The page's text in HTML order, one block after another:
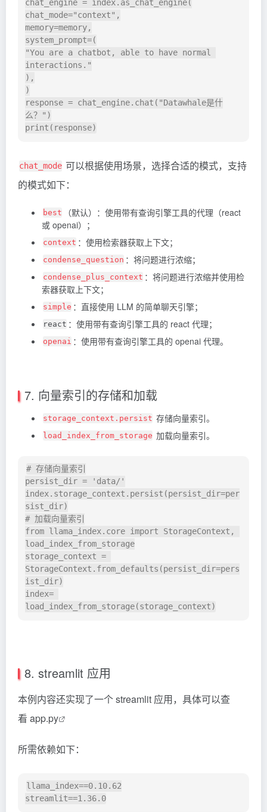
chat_engine = index.as_chat_engine(
chat_mode="context",
memory=memory,
system_prompt=(
"You are a chatbot, able to have normal
interactions."
),
)
response = chat_engine.chat("Datawhale是什
么？")
chat_mode 可以根据使用场景，选择合适的模式，支持
的模式如下：
best
（默认）：使用带有查询引擎工具的代理（react
或 openai）；
context ：使用检索器获取上下文；
condense_question ：将问题进行浓缩；
condense_plus_context ：将问题进行浓缩并使用检
索器获取上下文；
simple ：直接使用 LLM 的简单聊天引擎；
react ：使用带有查询引擎工具的 react 代理；
openai ：使用带有查询引擎工具的 openai 代理。
7. 向量索引的存储和加载
storage_context.persist 存储向量索引。
load_index_from_storage 加载向量索引。
# 存储向量索引
persist_dir = 'data/'
index.storage_context.persist(persist_dir=per
sist_dir)
# 加载向量索引
from llama_index.core import StorageContext,
load_index_from_storage
storage_context =
StorageContext.from_defaults(persist_dir=pers
ist_dir)
index=
8. streamlit 应用
本例内容还实现了一个 streamlit 应用，具体可以查
看 app.py
所需依赖如下：
llama_index==0.10.62